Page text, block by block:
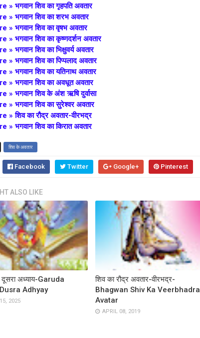
» भगवान शिव का गृहपति अवतार
» भगवान शिव का शरभ अवतार
» भगवान शिव का वृषभ अवतार
» भगवान शिव का कृष्णदर्शन अवतार
भगवान शिव का भिक्षुवर्य अवतार
» भगवान शिव का पिप्पलाद अवतार
» भगवान शिव का यतिनाथ अवतार
» भगवान शिव का अवधूत अवतार
» भगवान शिव के अंश ऋषि दुर्वासा
» भगवान शिव का सुरेश्वर अवतार
» शिव का रौद्र अवतार-वीरभद्र
» भगवान शिव का किरात अवतार
शिव के अवतार
Facebook Twitter Google+ Pinterest
ALSO LIKE
दूसरा अध्याय-Garuda
Adhyay
2025
शिव का रौद्र अवतार-वीरभद्र-
Bhagwan Shiv Ka Veerbhadra
Avatar
APRIL 08, 2019